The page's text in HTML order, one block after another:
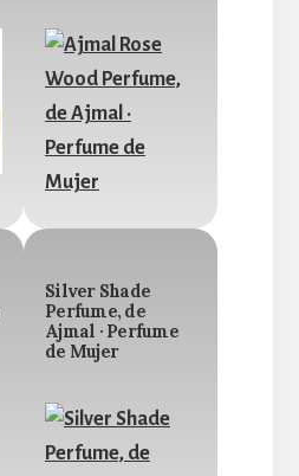
Silver Shade
Perfume, de
Ajmal · Perfume
de Mujer